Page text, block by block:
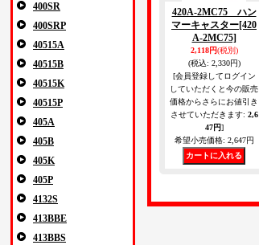
400SR
400SRP
40515A
40515B
40515K
40515P
405A
405B
405K
405P
4132S
413BBE
413BBS
420A-2MC75 ハン
マーキャスター[420
A-2MC75]
2,118円(税別)
(税込: 2,330円)
[会員登録してログイン
していただくと今の販売
価格からさらにお値引き
させていただきます: 2,6
47円]
希望小売価格: 2,647円